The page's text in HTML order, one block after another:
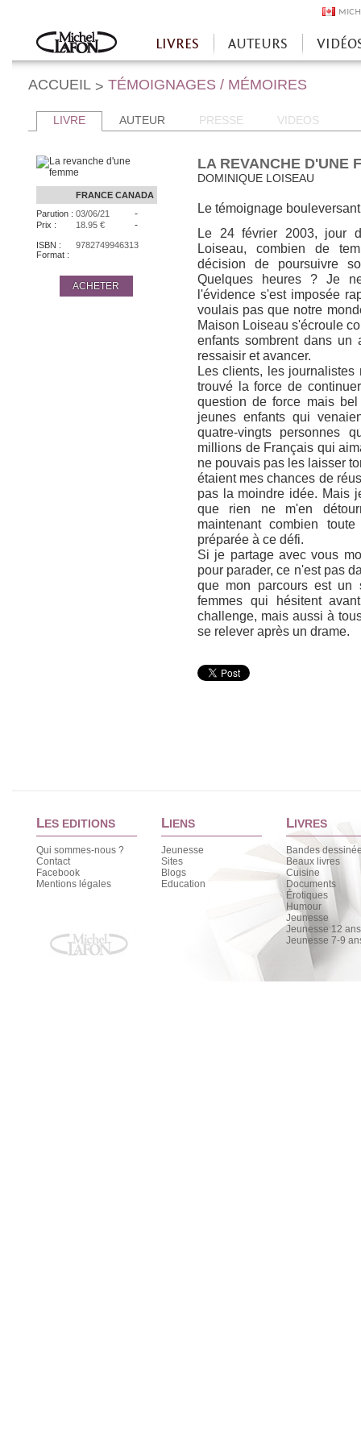
Accueil
LIVRES AUTEURS
ACCUEIL > TÉMOIGNAGES / MÉMOIRES
LIVRE AUTEUR PRESSE VIDEOS
FRANCE CANADA
Parution : 03/06/21 -
Prix : 18.95 € -
ISBN :
9782749946313
Format :
ACHETER
LA REVANCHE D'UNE
DOMINIQUE LOISEAU
Le témoignage
Le 24 février 2003, jour
Loiseau, combien de
décision de poursuivre
Quelques heures ? Je
l'évidence s'est imposée
voulais pas que notre
Maison Loiseau s'écroule
enfants sombrent dans un
ressaisir et avancer.
Les clients, les
trouvé la force de
question de force mais
jeunes enfants qui
quatre-vingts personnes
millions de Français qui
ne pouvais pas les laisser
étaient mes chances de
pas la moindre idée. Mais
que rien ne m'en
maintenant combien
préparée à ce défi.
Si je partage avec vous
pour parader, ce n'est pas
que mon parcours est un
femmes qui hésitent
challenge, mais aussi à
se relever après un drame.
LES EDITIONS
Qui sommes-nous ?
Contact
Facebook
Mentions légales
LIENS
Jeunesse
Sites
Blogs
Education
LIVRES
Bandes
Beaux livres
Cuisine
Documents
Érotiques
Humour
Jeunesse
Jeunesse 12
Jeunesse 7-9